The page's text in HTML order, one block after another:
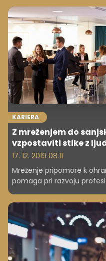
način združite
služite. Preverite različne
popolno delo zase. In ne
tudi za tiste, ki si lahko
KARIERA
Z mreženjem do
vzpostaviti stike z
17. 12. 2019 08.11
Mreženje pripomore k
pomaga pri razvoju
partnerjev in nenazadnje
dostop do vseh
razvoj kariere.